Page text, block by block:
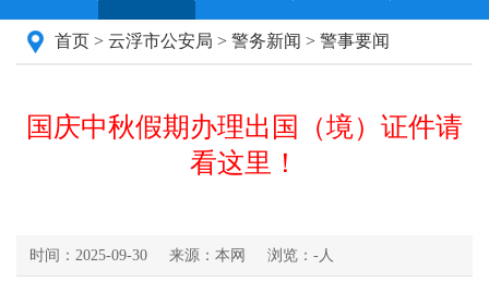
首页 > 云浮市公安局 > 警务新闻 > 警事要闻
国庆中秋假期办理出国（境）证件请
看这里！
时间：2025-09-30 来源：本网 浏览： - 人